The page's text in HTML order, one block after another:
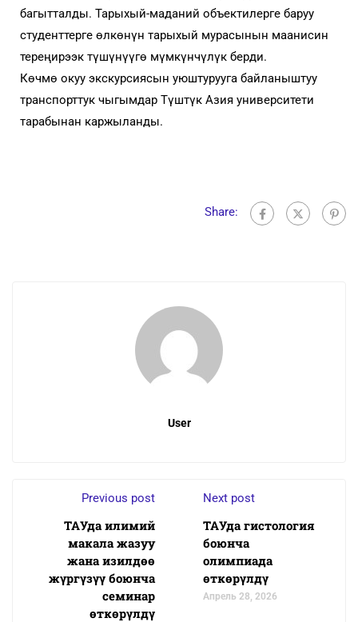
багытталды. Тарыхый-маданий объектилерге баруу
студенттерге өлкөнүн тарыхый мурасынын маанисин
тереңирээк түшүнүүгө мүмкүнчүлүк берди.
Көчмө окуу экскурсиясын уюштурууга байланыштуу
транспорттук чыгымдар Түштүк Азия университети
тарабынан каржыланды.
Share:
User
Previous post
ТАУда илимий
макала жазуу
жана изилдөө
жүргүзүү боюнча
семинар
өткөрүлдү
Next post
ТАУда гистология
боюнча
олимпиада
өткөрүлдү
Апрель 28, 2026